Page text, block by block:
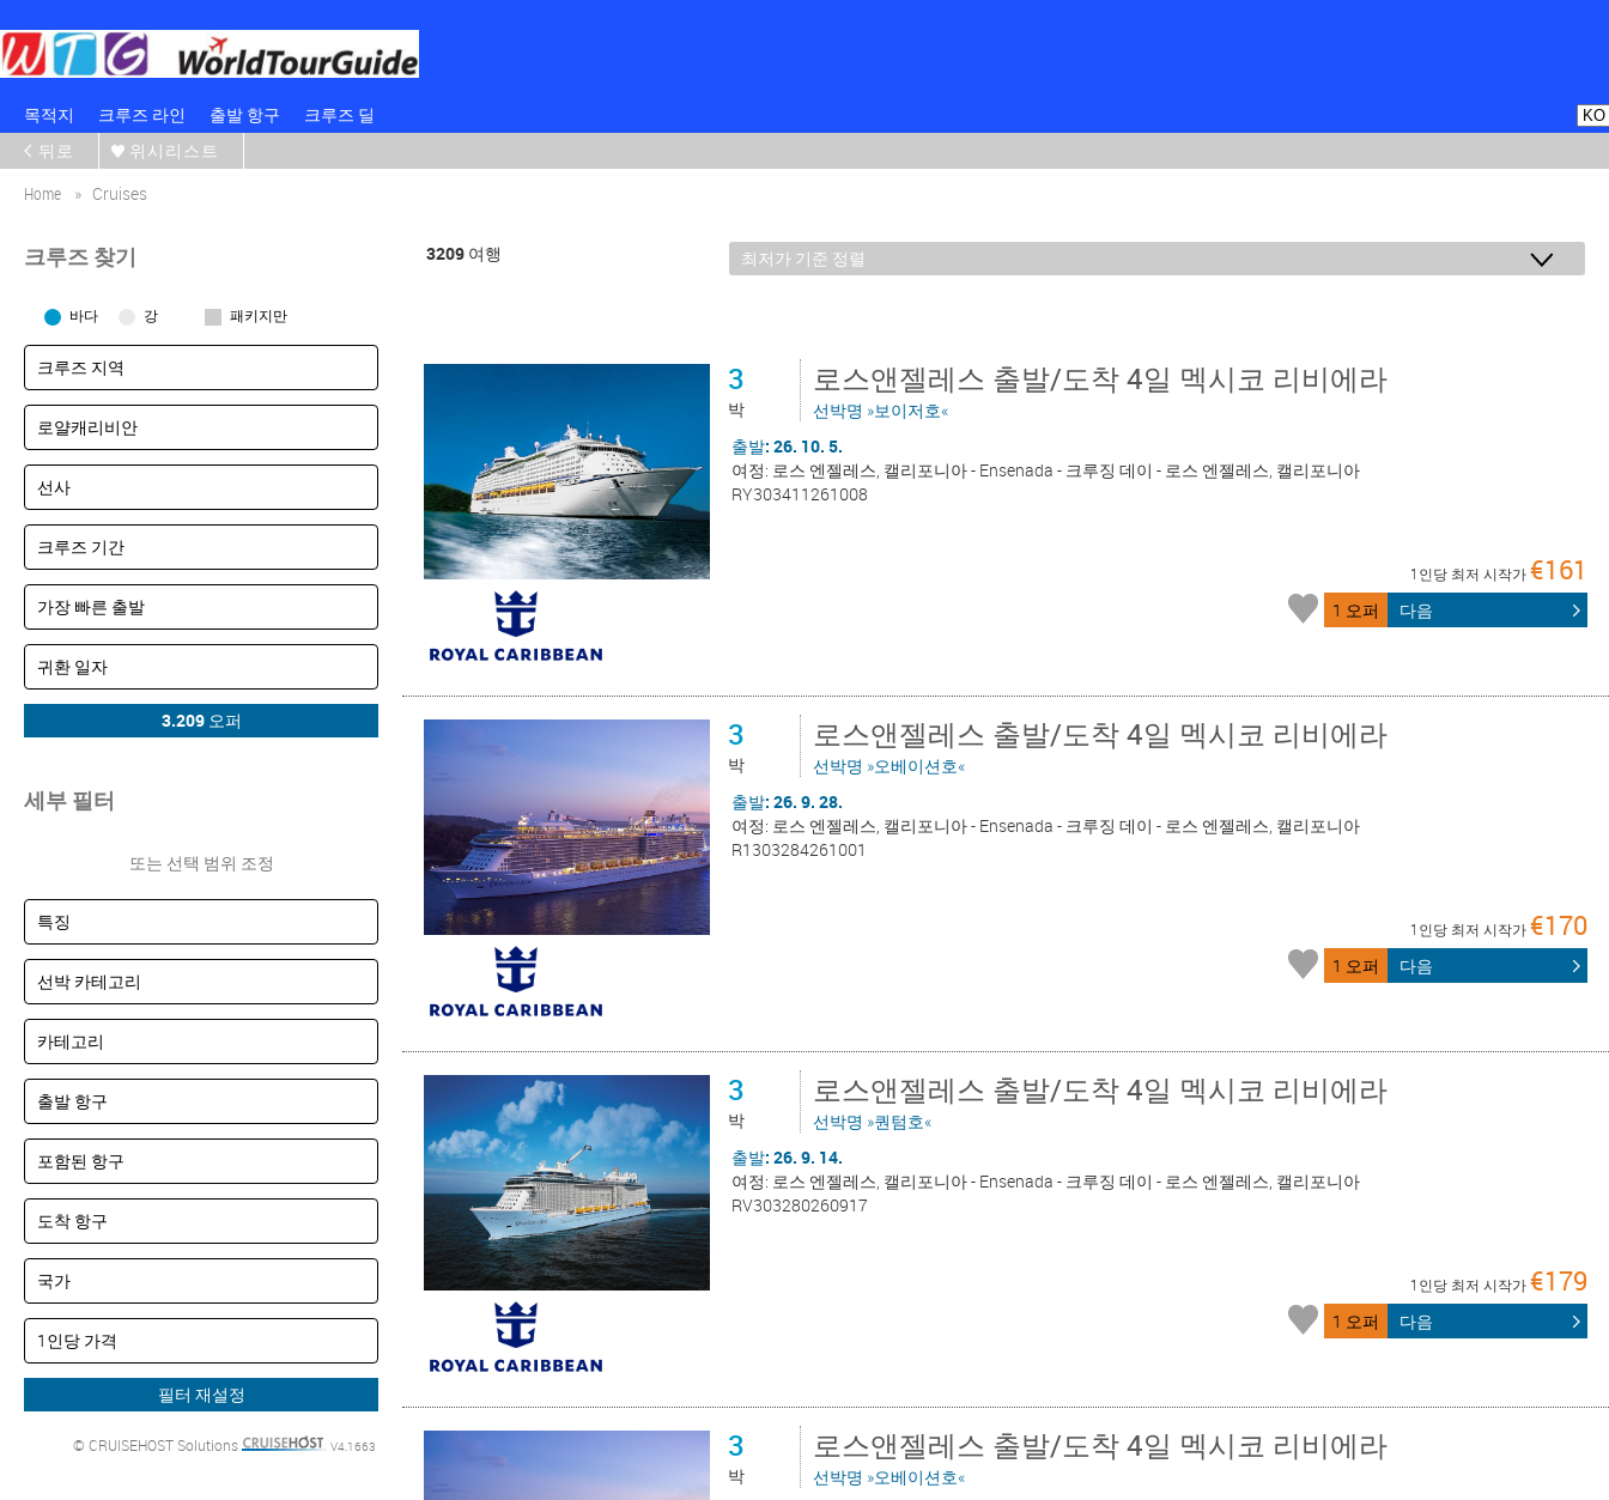
목적지 크루즈 라인 출발 항구
크루즈 딜
뒤로
위시리스트
Home
Cruises
크루즈 찾기
바다 강 패키지만
세부 필터
또는 선택 범위 조정
© CRUISEHOST Solutions V4.1663
3209 여행
3
박
로스앤젤레스 출발/도착 4일 멕시코 리비에라
선박명 »보이저호«
출발: 26. 10. 5.
여정: 로스 엔젤레스, 캘리포니아 - Ensenada - 크루징 데이 - 로스 엔젤레스, 캘리포니아
RY303411261008
1인당 최저 시작가€161
1 오퍼 다음
3
박
로스앤젤레스 출발/도착 4일 멕시코 리비에라
선박명 »오베이션호«
출발: 26. 9. 28.
여정: 로스 엔젤레스, 캘리포니아 - Ensenada - 크루징 데이 - 로스 엔젤레스, 캘리포니아
R1303284261001
1인당 최저 시작가€170
1 오퍼 다음
3
박
로스앤젤레스 출발/도착 4일 멕시코 리비에라
선박명 »퀀텀호«
출발: 26. 9. 14.
여정: 로스 엔젤레스, 캘리포니아 - Ensenada - 크루징 데이 - 로스 엔젤레스, 캘리포니아
RV303280260917
1인당 최저 시작가€179
1 오퍼 다음
3
박
로스앤젤레스 출발/도착 4일 멕시코 리비에라
선박명 »오베이션호«